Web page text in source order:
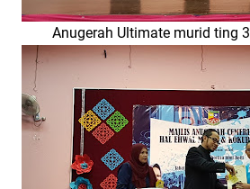
Anugerah Ultimate murid ting 3